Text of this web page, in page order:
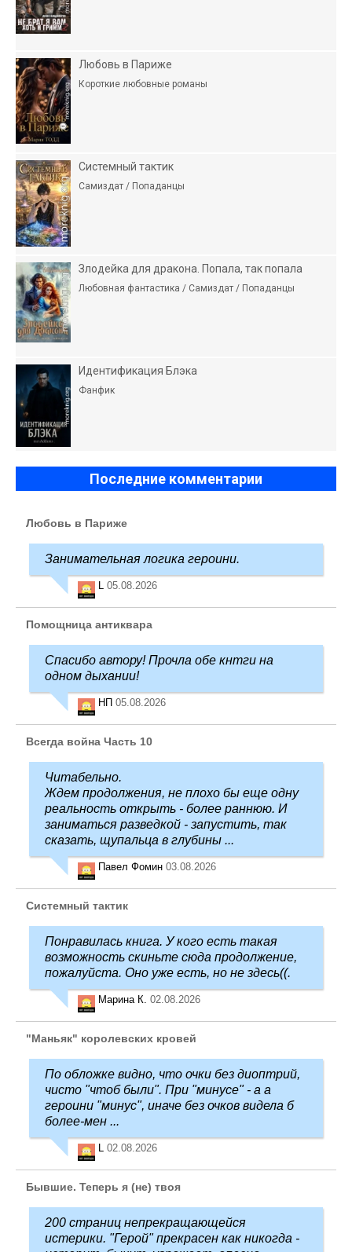
Любовь в Париже
Короткие любовные романы
Системный тактик
Самиздат / Попаданцы
Злодейка для дракона. Попала, так попала
Любовная фантастика / Самиздат / Попаданцы
Идентификация Блэка
Фанфик
Последние комментарии
Любовь в Париже
Занимательная логика героини.
L 05.08.2026
Помощница антиквара
Спасибо автору! Прочла обе кнтги на
одном дыхании!
НП 05.08.2026
Всегда война Часть 10
Читабельно.
Ждем продолжения, не плохо бы еще одну
реальность открыть - более раннюю. И
заниматься разведкой - запустить, так
сказать, щупальца в глубины ...
Павел Фомин 03.08.2026
Системный тактик
Понравилась книга. У кого есть такая
возможность скиньте сюда продолжение,
пожалуйста. Оно уже есть, но не здесь((.
Марина К. 02.08.2026
"Маньяк" королевских кровей
По обложке видно, что очки без диоптрий,
чисто "чтоб были". При "минусе" - а а
героини "минус", иначе без очков видела б
более-мен ...
L 02.08.2026
Бывшие. Теперь я (не) твоя
200 страниц непрекращающейся
истерики. "Герой" прекрасен как никогда -